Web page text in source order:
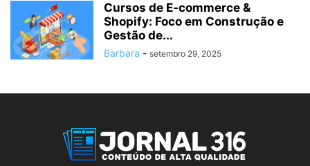
Cursos de E‑commerce &
Shopify: Foco em Construção e
Gestão de...
Barbara - setembro 29, 2025